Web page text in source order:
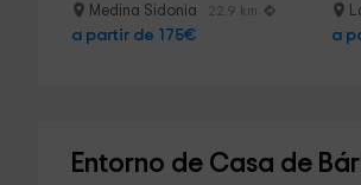
Medina Sidonia 22.9 km
a partir de 175€ a
Entorno de Casa de